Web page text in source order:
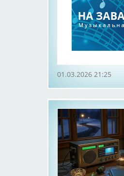
01.03.2026 21:25